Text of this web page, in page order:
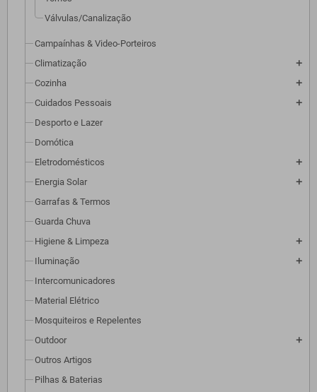
Válvulas/Canalização
Campaínhas & Video-Porteiros
Climatização
add
Cozinha add
Cuidados Pessoais add
Desporto e Lazer
Domótica
Eletrodomésticos
add
Energia Solar add
Garrafas & Termos
Guarda Chuva
Higiene & Limpeza
add
Iluminação add
Intercomunicadores
Material Elétrico
Mosquiteiros e Repelentes
Outdoor
add
Outros Artigos
Pilhas & Baterias